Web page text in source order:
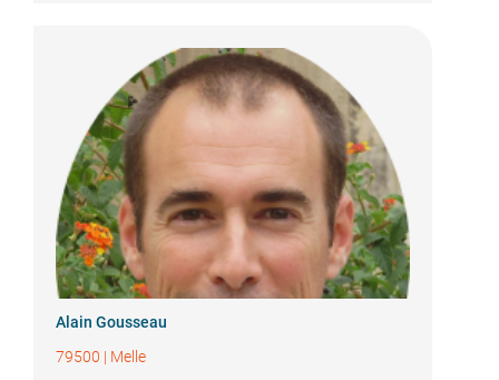
Alain Gousseau
79500 | Melle